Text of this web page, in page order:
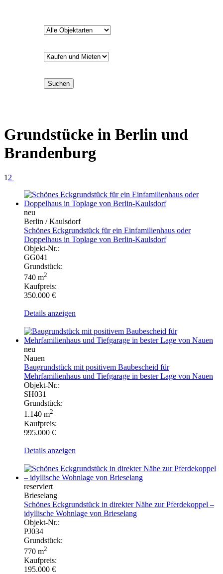
Suchen
Grundstücke in Berlin und
Brandenburg
1 2
neu
Berlin / Kaulsdorf
Schönes Eckgrundstück für ein Einfamilienhaus oder
Doppelhaus in Toplage von Berlin-Kaulsdorf
Objekt-Nr.:
GG041
Grundstück:
740 m2
Kaufpreis:
350.000 €
Details anzeigen
neu
Nauen
Baugrundstück mit positivem Baubescheid für
Mehrfamilienhaus und Tiefgarage in bester Lage von Nauen
Objekt-Nr.:
SH031
Grundstück:
1.140 m2
Kaufpreis:
995.000 €
Details anzeigen
reserviert
Brieselang
Schönes Eckgrundstück in direkter Nähe zur Pferdekoppel –
idyllische Wohnlage von Brieselang
Objekt-Nr.:
PJ034
Grundstück:
770 m2
Kaufpreis:
195.000 €